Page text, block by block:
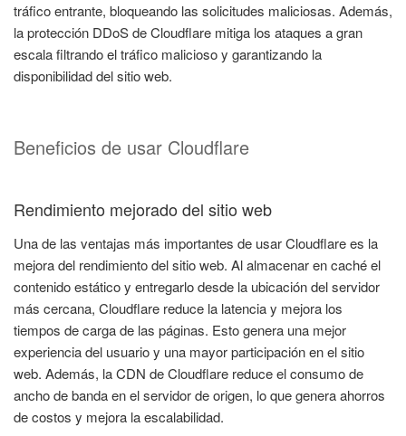
tráfico entrante, bloqueando las solicitudes maliciosas. Además,
la protección DDoS de Cloudflare mitiga los ataques a gran
escala filtrando el tráfico malicioso y garantizando la
disponibilidad del sitio web.
Beneficios de usar Cloudflare
Rendimiento mejorado del sitio web
Una de las ventajas más importantes de usar Cloudflare es la
mejora del rendimiento del sitio web. Al almacenar en caché el
contenido estático y entregarlo desde la ubicación del servidor
más cercana, Cloudflare reduce la latencia y mejora los
tiempos de carga de las páginas. Esto genera una mejor
experiencia del usuario y una mayor participación en el sitio
web. Además, la CDN de Cloudflare reduce el consumo de
ancho de banda en el servidor de origen, lo que genera ahorros
de costos y mejora la escalabilidad.